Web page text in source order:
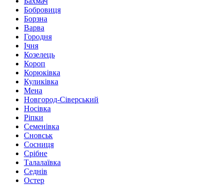
Бобровиця
Борзна
Варва
Городня
Ічня
Козелець
Короп
Корюківка
Куликівка
Мена
Новгород-Сіверський
Носівка
Ріпки
Семенівка
Сновськ
Сосниця
Срібне
Талалаївка
Седнів
Остер